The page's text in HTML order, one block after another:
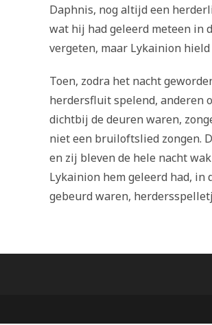
Daphnis, nog altijd een
wat hij had geleerd meteen in
vergeten, maar Lykainion
Toen, zodra het nacht
herdersfluit spelend, anderen
dichtbij de deuren waren,
niet een bruiloftslied zongen.
en zij bleven de hele nacht
Lykainion hem geleerd had, in
gebeurd waren,